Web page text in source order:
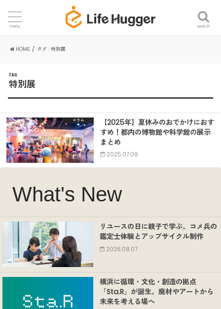
search
menu
HOME タグ : 特別展
TAG
特別展
コラム
【2025年】夏休みのおでかけにおす
すめ！都内の博物館や科学館の展示
まとめ
2025.07.09
What's New
リユースの日に親子で学ぶ。コメ兵の
鑑定士体験とアップサイクル制作
2026.08.07
横浜に循環・文化・創造の拠点
「Sta.R」が誕生。廃材やアートから
未来を考える場へ